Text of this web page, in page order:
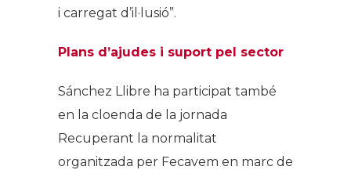
i carregat d’il·lusió”.
Plans d’ajudes i suport pel sector
Sánchez Llibre ha participat també
en la cloenda de la jornada
Recuperant la normalitat
organitzada per Fecavem en marc de